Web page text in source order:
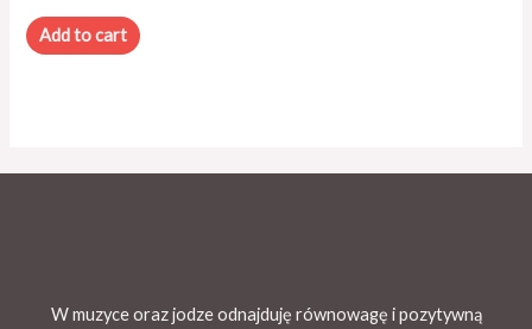
Add to cart
W muzyce oraz jodze odnajduję równowagę i pozytywną